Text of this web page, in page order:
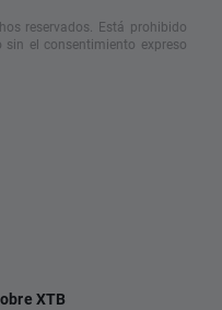
reservados. Está prohibido
el consentimiento expreso
XTB